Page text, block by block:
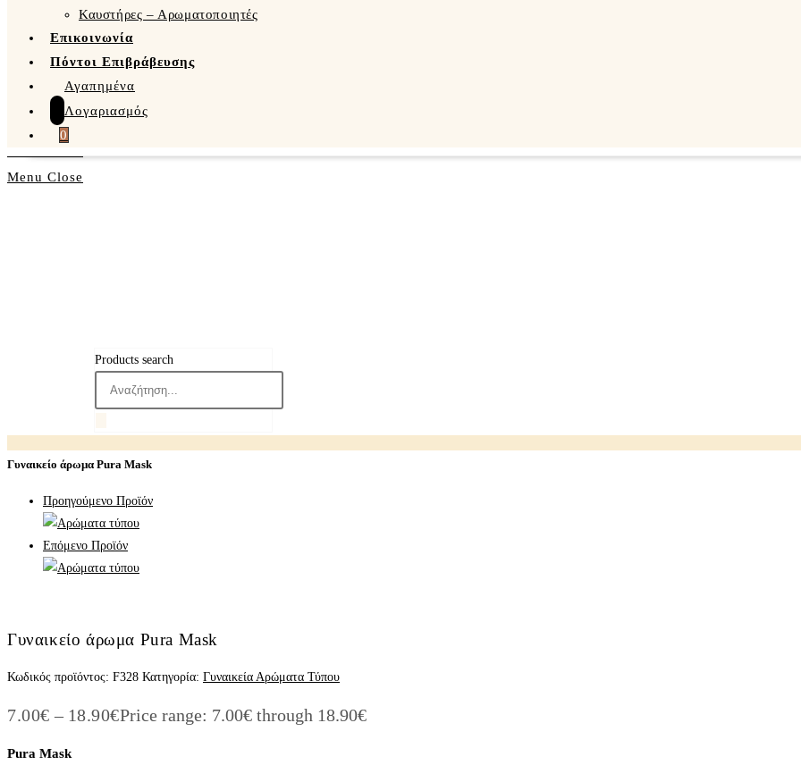
Καυστήρες – Αρωματοποιητές
Επικοινωνία
Πόντοι Επιβράβευσης
Αγαπημένα
Λογαριασμός
0
Menu Close
Products search
Γυναικείο άρωμα Pura Mask
Προηγούμενο Προϊόν
Επόμενο Προϊόν
Γυναικείο άρωμα Pura Mask
Κωδικός προϊόντος: F328 Κατηγορία: Γυναικεία Αρώματα Τύπου
7.00€ – 18.90€Price range: 7.00€ through 18.90€
Pura Mask